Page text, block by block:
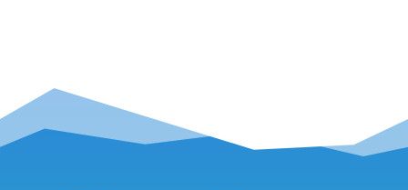
und langlebig
- leichte
Distanzen auf